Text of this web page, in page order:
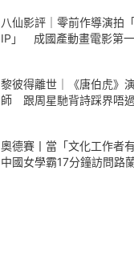
八仙影評｜零前作導演拍
IP」 成國產動畫電影第
黎彼得離世｜《唐伯虎》
師 跟周星馳背詩踩界唔
奧德賽丨當「文化工作者
中國女學霸17分鐘訪問路